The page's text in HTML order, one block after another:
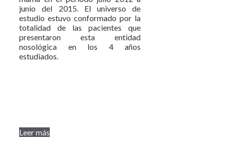
junio del 2015. El universo de
estudio estuvo conformado por la
totalidad de las pacientes que
presentaron esta entidad
nosológica en los 4 años
estudiados.
Leer más